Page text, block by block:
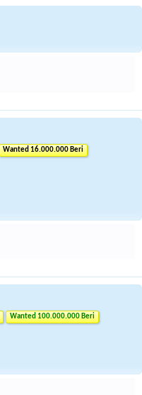
Wanted 16.000.000 Beri
Wanted 100.000.000 Beri